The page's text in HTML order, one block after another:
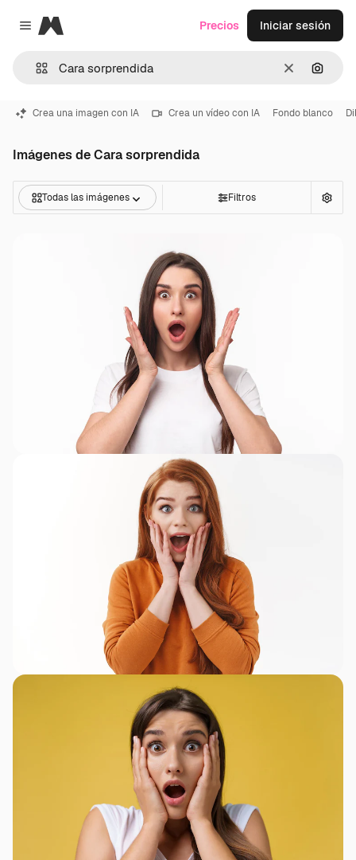
Close menu
Magnific
Borrar
Precios Iniciar sesión
Crea una imagen con IA Crea un vídeo con IA Fondo blanco
Imágenes de Cara sorprendida
Todas las imágenes Filtros